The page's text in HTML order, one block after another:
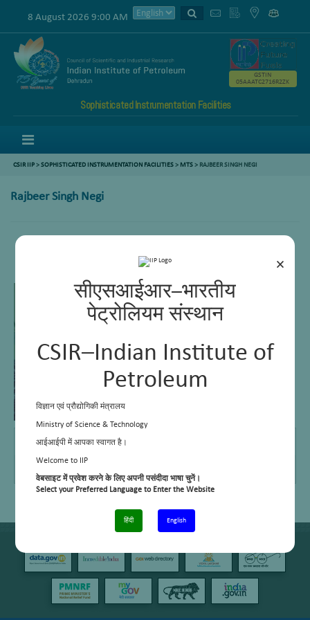
×
सीएसआईआर–भारतीय
पेट्रोलियम संस्थान
CSIR–Indian Institute of
Petroleum
विज्ञान एवं प्रौद्योगिकी मंत्रालय
Ministry of Science & Technology
आईआईपी में आपका स्वागत है।
Welcome to IIP
वेबसाइट में प्रवेश करने के लिए अपनी पसंदीदा भाषा चुनें।
Select your Preferred Language to Enter the Website
हिंदी English
8 August 2026 9:00 AM
Sophisticated Instrumentation Facilities
GSTIN
05AAATC2716R2ZK
CSIR IIP>SOPHISTICATED INSTRUMENTATION FACILITIES> MTS> RAJBEER SINGH NEGI
Rajbeer Singh Negi
Telephone No.